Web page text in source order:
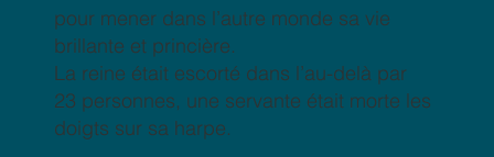
pour mener dans l’autre monde sa vie
brillante et princière.
La reine était escorté dans l’au-delà par
23 personnes, une servante était morte les
doigts sur sa harpe.